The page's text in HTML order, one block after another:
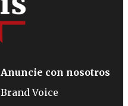
Anuncie con nosotros
Brand Voice